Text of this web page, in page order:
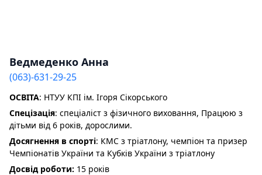
Ведмеденко Анна
(063)-631-29-25
ОСВІТА: НТУУ КПІ ім. Ігоря Сікорського
Спецізація: cпеціаліст з фізичного виховання, Працюю з
дітьми від 6 років, дорослими.
Досягнення в спорті: КМС з тріатлону, чемпіон та призер
Чемпіонатів України та Кубків України з тріатлону
Досвід роботи: 15 років